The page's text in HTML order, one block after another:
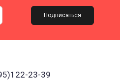
Подписаться
23-39